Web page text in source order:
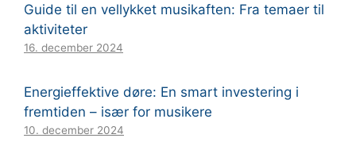
Guide til en vellykket musikaften: Fra temaer til
aktiviteter
16. december 2024
Energieffektive døre: En smart investering i
fremtiden – især for musikere
10. december 2024